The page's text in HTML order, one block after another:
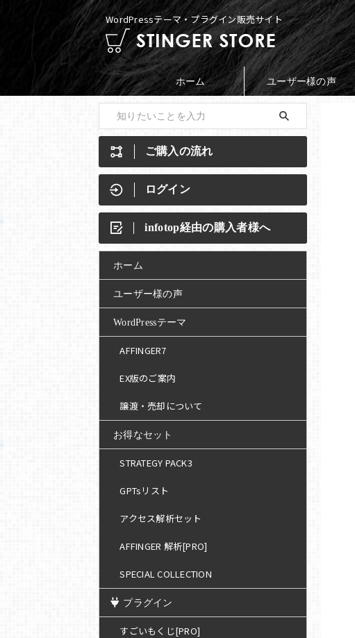
WordPressテーマ・プラグイン販売サイト
ホーム ユーザー様の声
ご購入の流れ
ログイン
infotop経由の購入者様へ
ホーム
ユーザー様の声
WordPressテーマ
AFFINGER7
EX版のご案内
譲渡・売却について
お得なセット
STRATEGY PACK3
GPTsリスト
アクセス解析セット
AFFINGER 解析[PRO]
SPECIAL COLLECTION
プラグイン
すごいもくじ[PRO]